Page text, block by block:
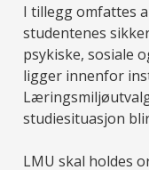
I tillegg omfattes
studentenes
psykiske, sosiale
ligger innenfor
studiesituasjon
LMU skal holdes